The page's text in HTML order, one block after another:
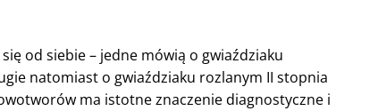
od siebie – jedne mówią o gwiaździaku
natomiast o gwiaździaku rozlanym II stopnia
ma istotne znaczenie diagnostyczne i